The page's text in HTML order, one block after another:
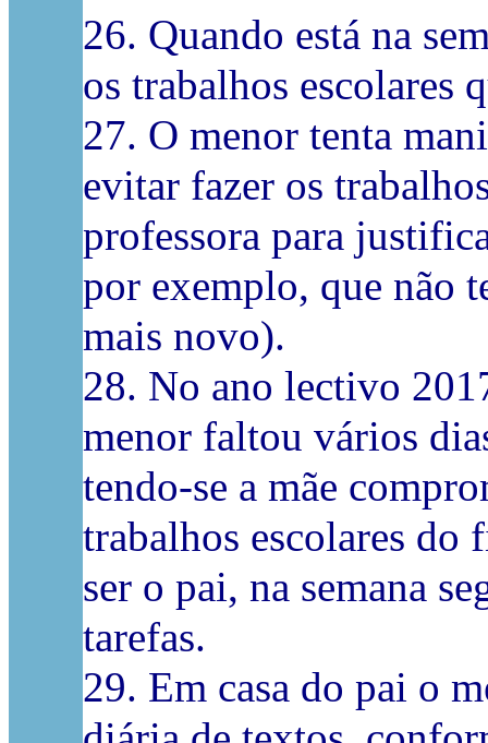
26. Quando está na
os trabalhos escolares
27. O menor tenta
evitar fazer os
professora para
por exemplo, que não
mais novo).
28. No ano lectivo
menor faltou vários
tendo-se a mãe
trabalhos escolares do
ser o pai, na semana
tarefas.
29. Em casa do pai o